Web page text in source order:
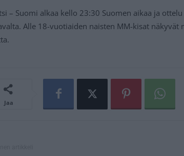
– Suomi alkaa kello 23:30 Suomen aikaa ja
Alle 18-vuotiaiden naisten MM-kisat näkyvät
Jaa